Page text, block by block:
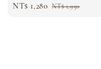
Sale
NT$ 1,280 Regular
NT$ 1,950